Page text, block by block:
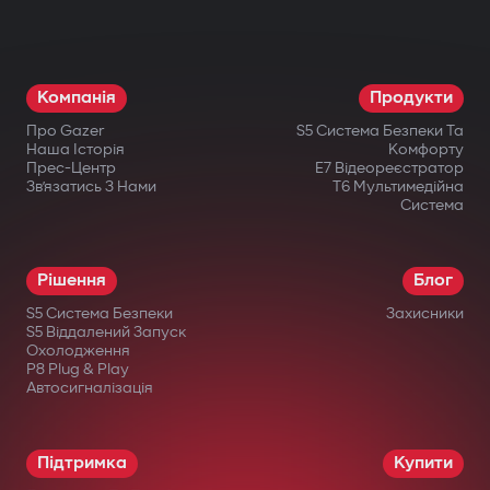
систему. Навіть при фізичному втручанні
запуск неможливий.
Бездротове реле та підкапотний
модуль блокування
Додатковий підкапотний модуль блокує
запуск двигуна навіть при пошкодженні
центрального блоку.
Інтелектуальний дистанційний
Запуск двигуна через застосунок Gazer
Компанія
Про Gazer
Наша Історія
Прес-Центр
Зв’язатись З Нами
Продукти
S5 Система Безпеки Та
Комфорту
E7 Відеореєстратор
T6 Мультимедійна
Система
Рішення
S5 Система Безпеки
S5 Віддалений Запуск
Охолодження
P8 Plug & Play
Автосигналізація
Блог
Захисники
Підтримка Купити